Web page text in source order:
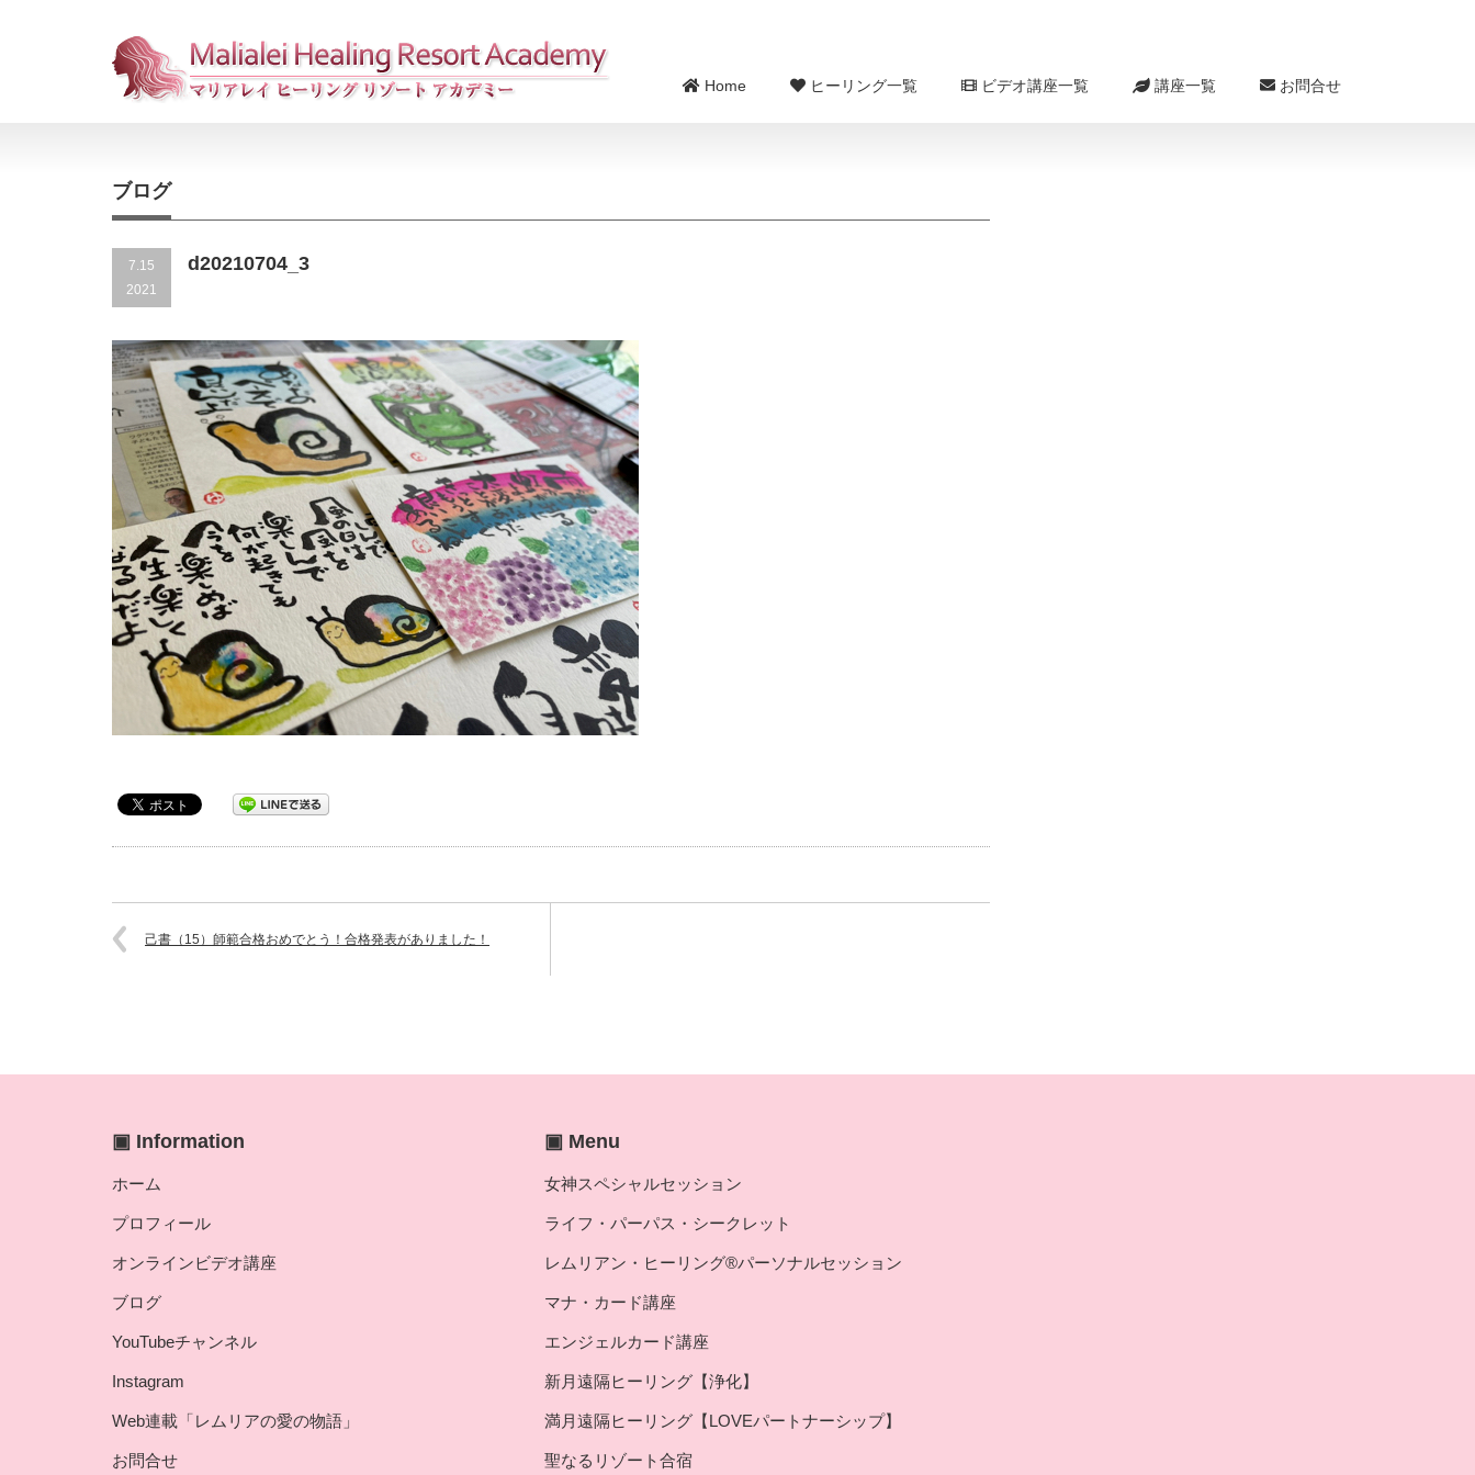
Home ヒーリング一覧 ビデオ講座一覧 講座一覧 お問合せ
ブログ
7.15
2021
d20210704_3
己書（15）師範合格おめでとう！合格発表がありました！
▣ Information
ホーム
プロフィール
オンラインビデオ講座
ブログ
YouTubeチャンネル
Instagram
Web連載「レムリアの愛の物語」
お問合せ
▣ Menu
女神スペシャルセッション
ライフ・パーパス・シークレット
レムリアン・ヒーリング®パーソナルセッション
マナ・カード講座
エンジェルカード講座
新月遠隔ヒーリング【浄化】
満月遠隔ヒーリング【LOVEパートナーシップ】
聖なるリゾート合宿